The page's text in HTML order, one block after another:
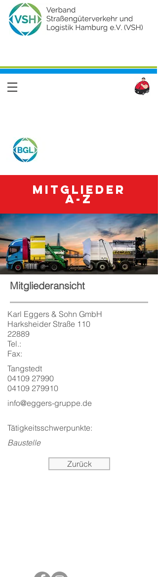
Mitglieder
A-Z
Mitgliederansicht
Karl Eggers & Sohn GmbH
Harksheider Straße 110
22889
Tel.:
Fax:
Tangstedt
04109 27990
04109 279910
info@eggers-gruppe.de
Tätigkeitsschwerpunkte:
Baustelle
Zurück